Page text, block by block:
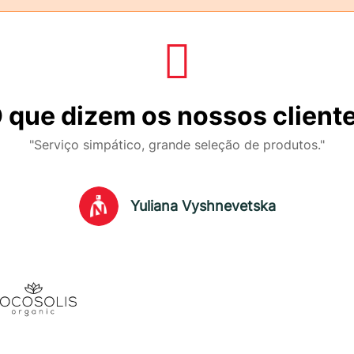
que dizem os nossos
"Serviço simpático, grande seleção de produtos."
Yuliana Vyshnevetska